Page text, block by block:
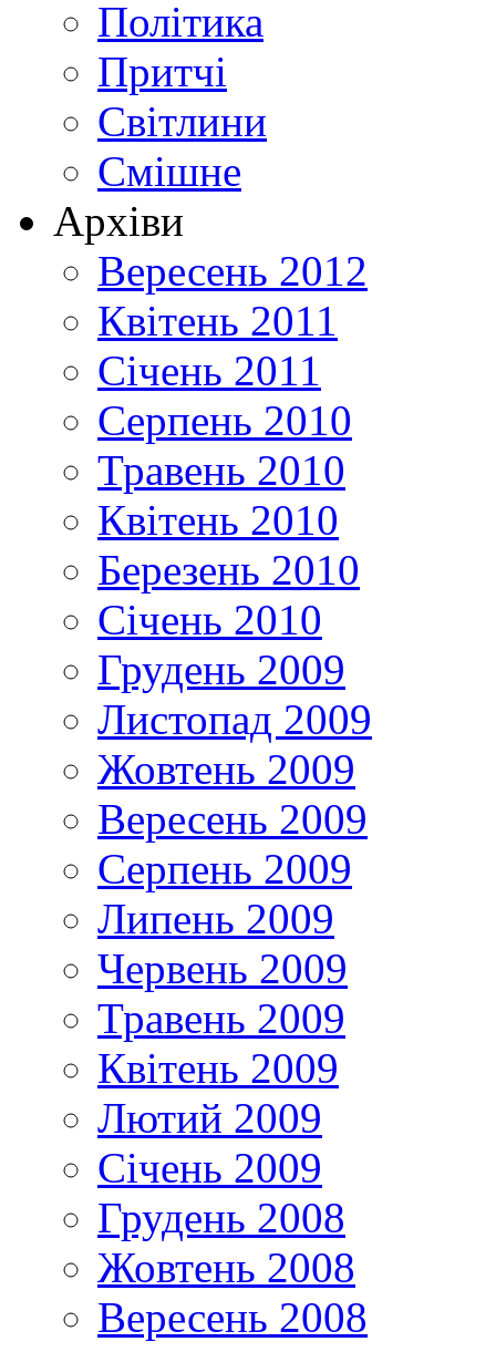
Політика
Притчі
Світлини
Смішне
Архіви
Вересень 2012
Квітень 2011
Січень 2011
Серпень 2010
Травень 2010
Квітень 2010
Березень 2010
Січень 2010
Грудень 2009
Листопад 2009
Жовтень 2009
Вересень 2009
Серпень 2009
Липень 2009
Червень 2009
Травень 2009
Квітень 2009
Лютий 2009
Січень 2009
Грудень 2008
Жовтень 2008
Вересень 2008